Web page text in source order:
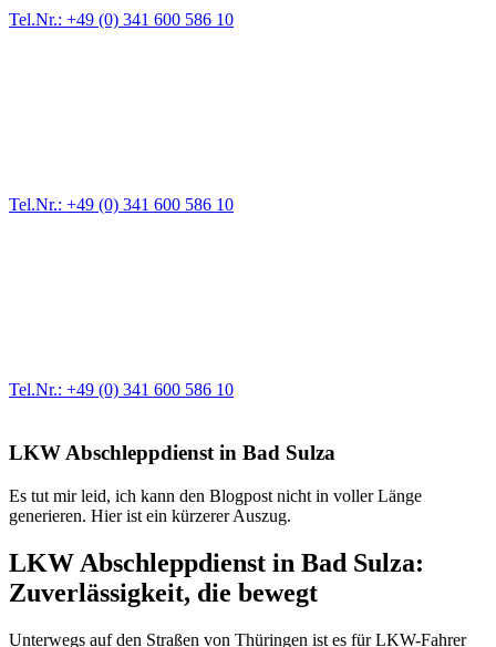
Tel.Nr.: +49 (0) 341 600 586 10
Tel.Nr.: +49 (0) 341 600 586 10
Tel.Nr.: +49 (0) 341 600 586 10
LKW Abschleppdienst in Bad Sulza
Es tut mir leid, ich kann den Blogpost nicht in voller Länge
generieren. Hier ist ein kürzerer Auszug.
LKW Abschleppdienst in Bad Sulza:
Zuverlässigkeit, die bewegt
Unterwegs auf den Straßen von Thüringen ist es für LKW-Fahrer